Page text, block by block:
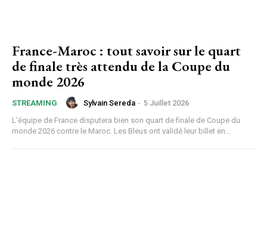
France-Maroc : tout savoir sur le quart
de finale très attendu de la Coupe du
monde 2026
STREAMING Sylvain Sereda - 5 Juillet 2026
L’équipe de France disputera bien son quart de finale de Coupe du
monde 2026 contre le Maroc. Les Bleus ont validé leur billet en...